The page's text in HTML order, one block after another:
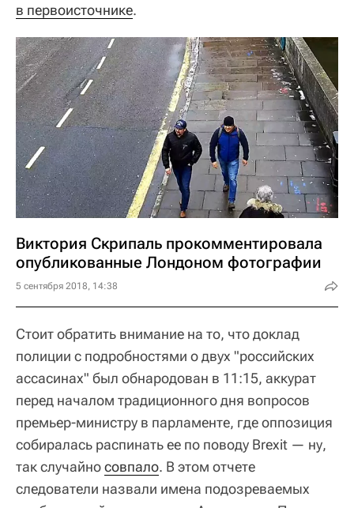
в первоисточнике.
Виктория Скрипаль прокомментировала
опубликованные Лондоном фотографии
5 сентября 2018, 14:38
Стоит обратить внимание на то, что доклад
полиции с подробностями о двух "российских
ассасинах" был обнародован в 11:15, аккурат
перед началом традиционного дня вопросов
премьер-министру в парламенте, где оппозиция
собиралась распинать ее по поводу Brexit — ну,
так случайносовпало. В этом отчете
следователи назвали имена подозреваемых